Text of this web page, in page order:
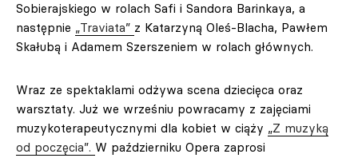
Sobierajskiego w rolach Safi i Sandora Barinkaya, a
następnie „Traviata” z Katarzyną Oleś-Blacha, Pawłem
Skałubą i Adamem Szerszeniem w rolach głównych.
Wraz ze spektaklami odżywa scena dziecięca oraz
warsztaty. Już we wrześniu powracamy z zajęciami
muzykoterapeutycznymi dla kobiet w ciąży „Z muzyką
od poczęcia”. W październiku Opera zaprosi